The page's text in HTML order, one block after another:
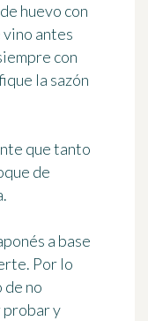
huevo con
vino antes
con
la sazón
que tanto
de
a base
Por lo
de no
probar y